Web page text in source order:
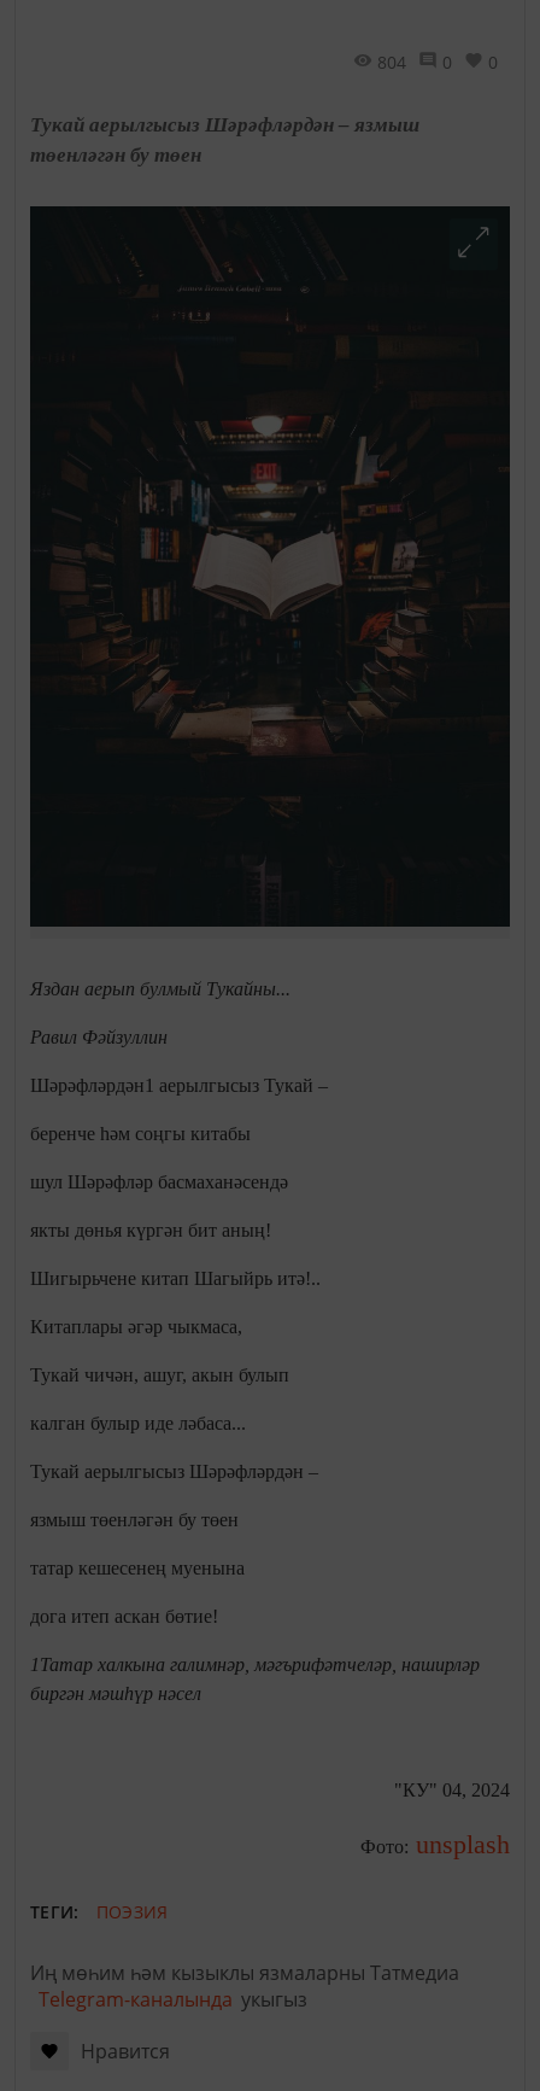
804 0 0
Тукай аерылгысыз Шәрәфләрдән – язмыш
төенләгән бу төен
Яздан аерып булмый Тукайны...
Равил Фәйзуллин
Шәрәфләрдән1 аерылгысыз Тукай –
беренче һәм соңгы китабы
шул Шәрәфләр басмаханәсендә
якты дөнья күргән бит аның!
Шигырьчене китап Шагыйрь итә!..
Китаплары әгәр чыкмаса,
Тукай чичән, ашуг, акын булып
калган булыр иде ләбаса...
Тукай аерылгысыз Шәрәфләрдән –
язмыш төенләгән бу төен
татар кешесенең муенына
дога итеп аскан бөтие!
1Татар халкына галимнәр, мәгърифәтчеләр, наширләр
биргән мәшһүр нәсел
"КУ" 04, 2024
Фото: unsplash
ТЕГИ: ПОЭЗИЯ
Иң мөһим һәм кызыклы язмаларны Татмедиа
Telegram-каналында укыгыз
Нравится